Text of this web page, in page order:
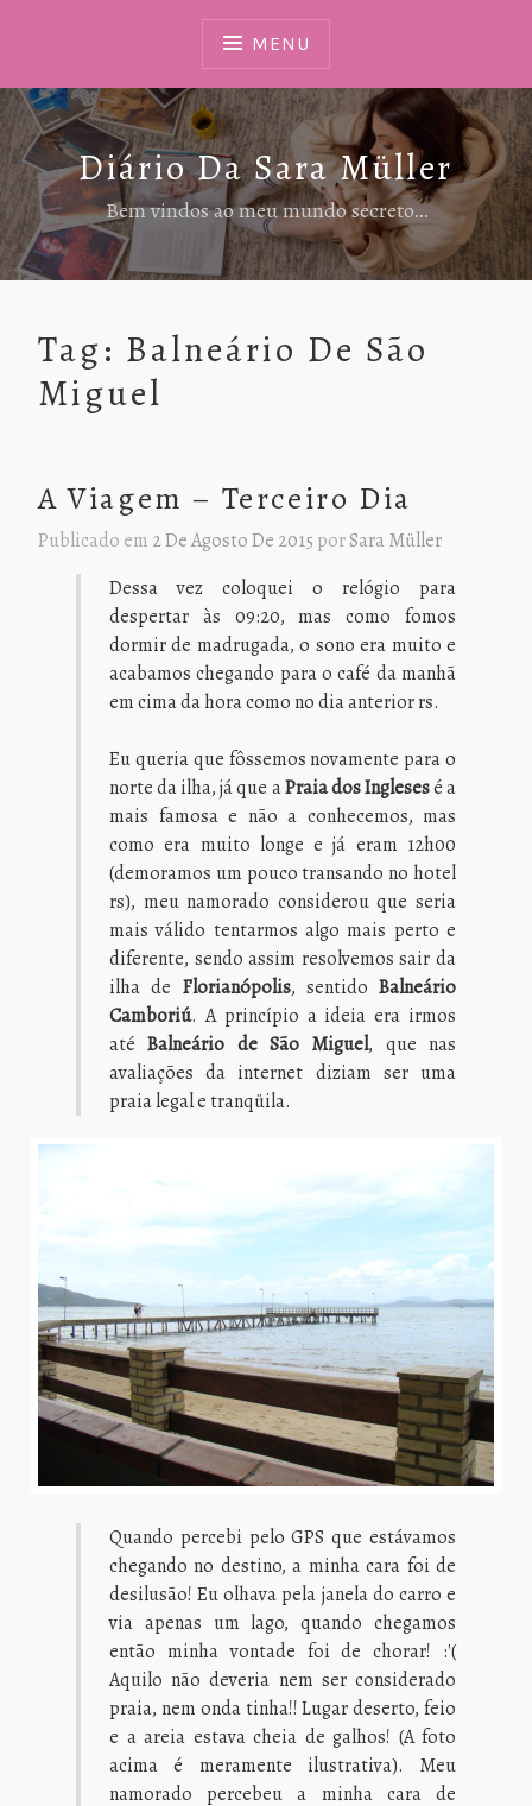
MENU
Diário Da Sara Müller
Bem vindos ao meu mundo secreto…
Tag: Balneário De São
Miguel
A Viagem – Terceiro Dia
Publicado em 2 De Agosto De 2015 porSara Müller
Dessa vez coloquei o relógio para
despertar às 09:20, mas como fomos
dormir de madrugada, o sono era muito e
acabamos chegando para o café da manhã
em cima da hora como no dia anterior rs.
Eu queria que fôssemos novamente para o
norte da ilha, já que aPraia dos Inglesesé a
mais famosa e não a conhecemos, mas
como era muito longe e já eram 12h00
(demoramos um pouco transando no hotel
rs), meu namorado considerou que seria
mais válido tentarmos algo mais perto e
diferente, sendo assim resolvemos sair da
ilha de Florianópolis, sentido Balneário
Camboriú. A princípio a ideia era irmos
atéBalneário de São Miguel, que nas
avaliações da internet diziam ser uma
praia legal e tranqüila.
Quando percebi pelo GPS que estávamos
chegando no destino, a minha cara foi de
desilusão! Eu olhava pela janela do carro e
via apenas um lago, quando chegamos
então minha vontade foi de chorar! :'(
Aquilo não deveria nem ser considerado
praia, nem onda tinha!! Lugar deserto, feio
e a areia estava cheia de galhos! (A foto
acima é meramente ilustrativa). Meu
namorado percebeu a minha cara de